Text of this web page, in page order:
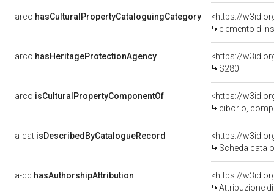
arco:hasCulturalPropertyCataloguingCategory
<https://
elemento
arco:hasHeritageProtectionAgency
<https://
S280
arco:isCulturalPropertyComponentOf
<https://
ciborio,
a-cat:isDescribedByCatalogueRecord
<https://
Scheda
a-cd:hasAuthorshipAttribution
Attribuzione